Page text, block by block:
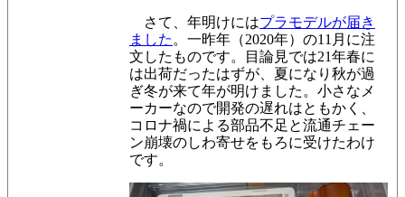
さて、年明けにはプラモデルが届き
ました。一昨年（2020年）の11月に注
文したものです。目論見では21年春に
は出荷だったはずが、夏になり秋が過
ぎ冬が来て年が明けました。小さなメ
ーカーなので開発の遅れはともかく、
コロナ禍による部品不足と流通チェー
ン崩壊のしわ寄せをもろに受けたわけ
です。